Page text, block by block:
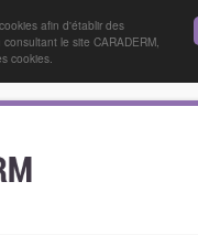
afin d'établir des
le site CARADERM,
cookies.